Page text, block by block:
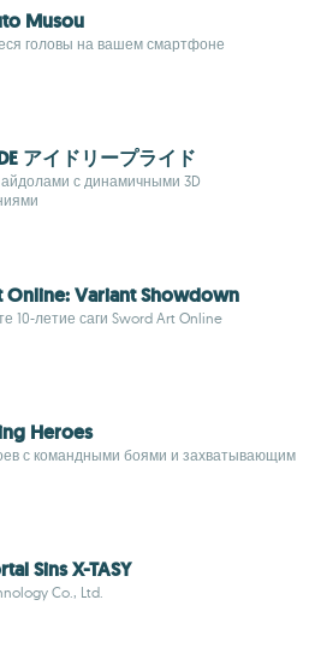
Musou
головы на вашем смартфоне
アイドリープライド
с динамичными 3D
Online: Variant Showdown
10-летие саги Sword Art Online
Heroes
с командными боями и захватывающим
Sins X-TASY
Co., Ltd.